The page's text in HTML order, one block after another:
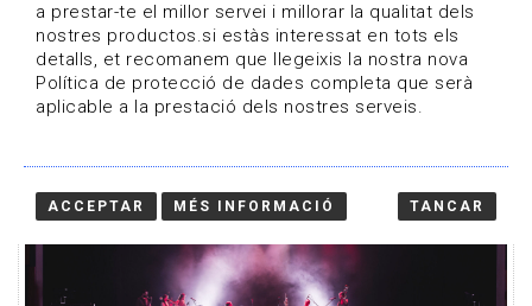
Convocatòries, activitats i notícies del sector de la
cultura.
a prestar-te el millor servei i millorar la qualitat dels
nostres productos.si estàs interessat en tots els
detalls, et recomanem que llegeixis la nostra nova
Política de protecció de dades completa que serà
aplicable a la prestació dels nostres serveis.
ACCEPTAR MÉS INFORMACIÓ TANCAR